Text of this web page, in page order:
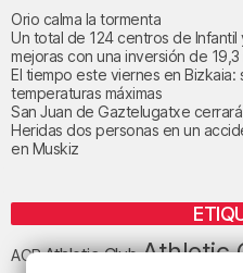
Orio calma la tormenta
Un total de 124 centros de Infantil
mejoras con una inversión de 19,3
El tiempo este viernes en Bizkaia:
temperaturas máximas
San Juan de Gaztelugatxe
Heridas dos personas en un
en Muskiz
ACBAthletic ClubAthletic